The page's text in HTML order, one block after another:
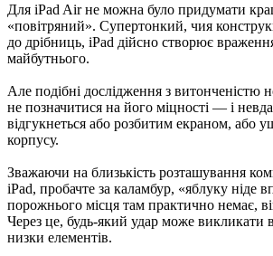
Для iPad Air не можна було придумати
«повітряний». Супертонкий, чия
до дрібниць, iPad дійсно створює
майбутнього.
Але подібні дослідження з витонченістю
не позначитися на його міцності — і
відгукнеться або розбитим екраном, або
корпусу.
Зважаючи на близькість розташування
iPad, пробачте за каламбур, «яблуку ніде
порожнього місця там практично немає,
Через це, будь-який удар може викликати
низки елементів.